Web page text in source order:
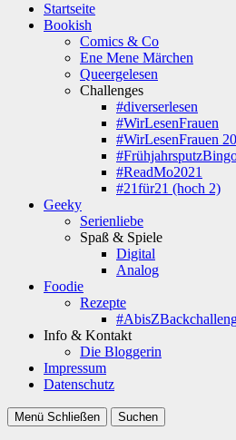
Startseite
Bookish
Comics & Co
Ene Mene Märchen
Queergelesen
Challenges
#diverserlesen
#WirLesenFrauen
#WirLesenFrauen
#ReadMo2021
#21für21 (hoch 2)
Geeky
Serienliebe
Spaß & Spiele
Digital
Analog
Foodie
Rezepte
Info & Kontakt
Die Bloggerin
Impressum
Datenschutz
Menü Schließen Suchen